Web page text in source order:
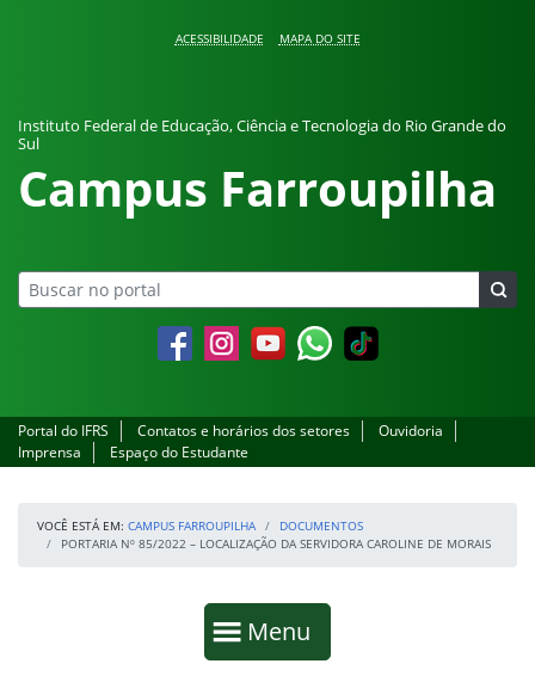
ACESSIBILIDADE MAPA DO SITE
Instituto Federal de Educação, Ciência e Tecnologia do Rio Grande do
Sul
Campus Farroupilha
FacebookInstagramYouTubeWhatsapp
Portal do IFRS Contatos e horários dos setores
Ouvidoria
Imprensa
Espaço do Estudante
VOCÊ ESTÁ EM: CAMPUS FARROUPILHA
DOCUMENTOS
PORTARIA Nº 85/2022 – LOCALIZAÇÃO DA SERVIDORA CAROLINE DE MORAIS
Mostrar
Menu